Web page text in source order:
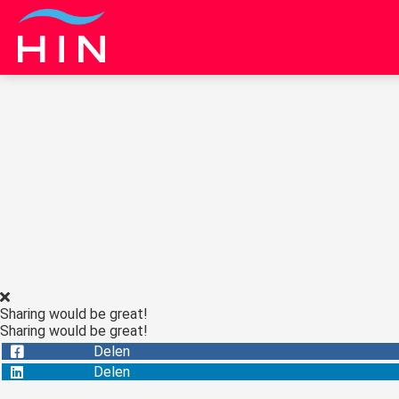
Sharing would be great!
Sharing would be great!
Delen
Delen